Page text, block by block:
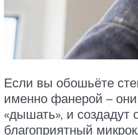
Если вы обошьёте
именно фанерой – они
«дышать», и создадут
благоприятный